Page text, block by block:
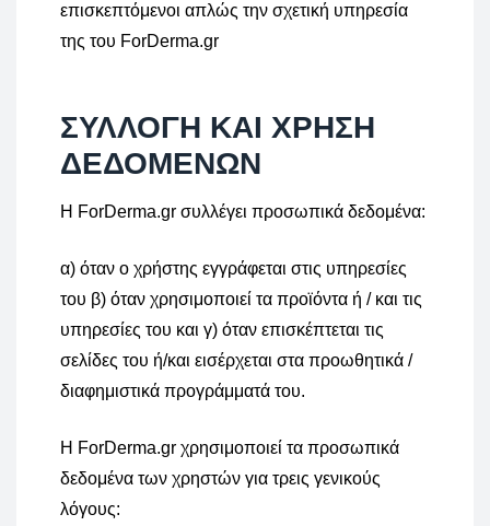
επισκεπτόμενοι απλώς την σχετική υπηρεσία
της του ForDerma.gr
ΣΥΛΛΟΓΗ ΚΑΙ ΧΡΗΣΗ
ΔΕΔΟΜΕΝΩΝ
Η ForDerma.gr συλλέγει προσωπικά δεδομένα:
α) όταν ο χρήστης εγγράφεται στις υπηρεσίες
του β) όταν χρησιμοποιεί τα προϊόντα ή / και τις
υπηρεσίες του και γ) όταν επισκέπτεται τις
σελίδες του ή/και εισέρχεται στα προωθητικά /
διαφημιστικά προγράμματά του.
H ForDerma.gr χρησιμοποιεί τα προσωπικά
δεδομένα των χρηστών για τρεις γενικούς
λόγους: